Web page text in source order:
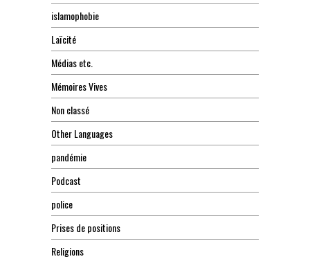
islamophobie
Laïcité
Médias etc.
Mémoires Vives
Non classé
Other Languages
pandémie
Podcast
police
Prises de positions
Religions